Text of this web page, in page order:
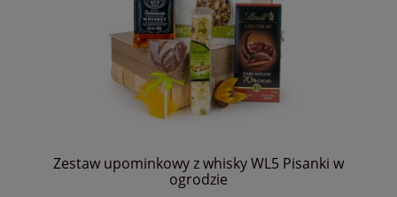
Zestaw upominkowy z whisky WL5 Pisanki w
ogrodzie